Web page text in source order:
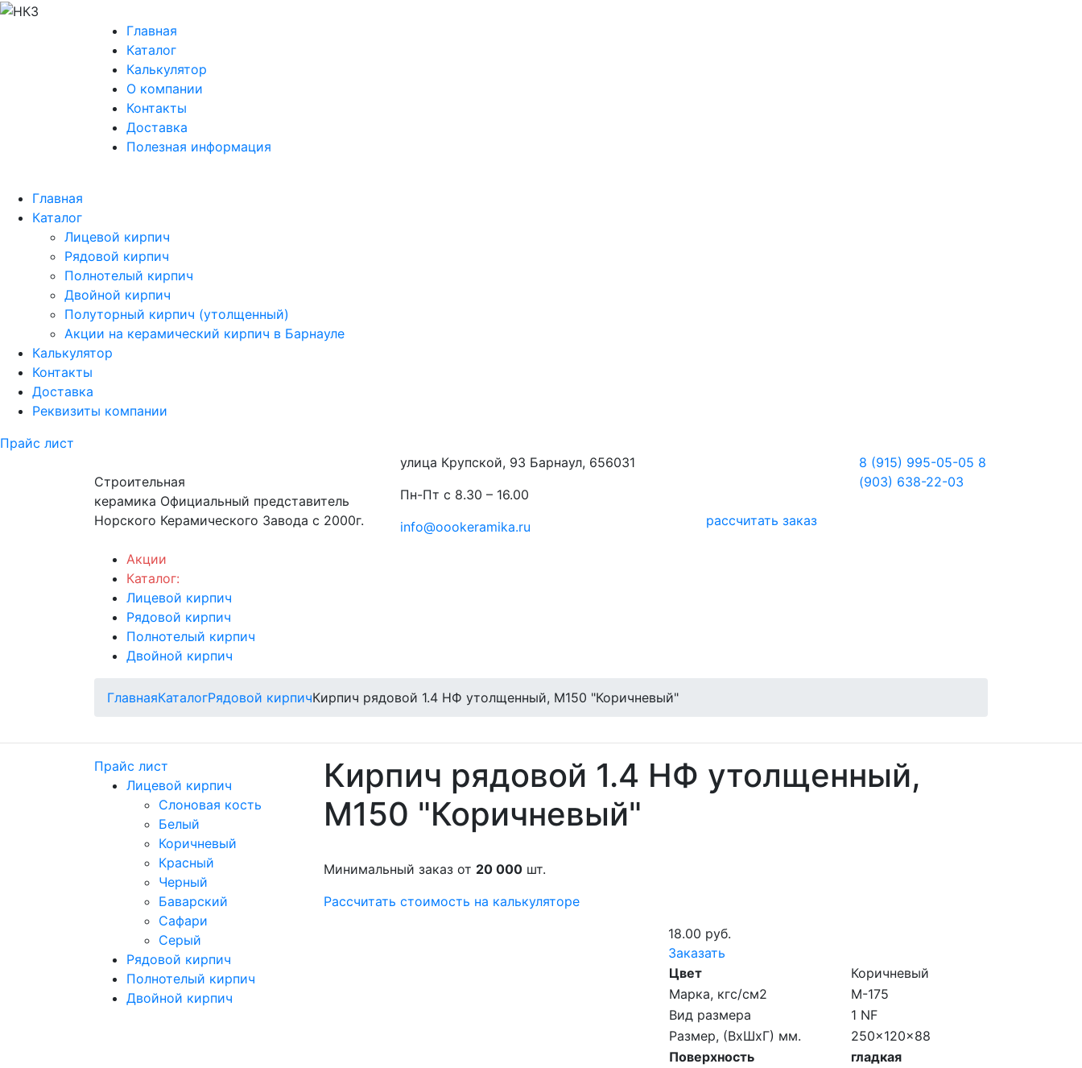
Главная
Каталог
Калькулятор
О компании
Контакты
Доставка
Полезная информация
Главная
Каталог
Лицевой кирпич
Рядовой кирпич
Полнотелый кирпич
Двойной кирпич
Полуторный кирпич (утолщенный)
Акции на керамический кирпич в Барнауле
Калькулятор
Контакты
Доставка
Реквизиты компании
Прайс лист
Строительная
керамика Официальный представитель
Норского Керамического Завода с 2000г.
улица Крупской, 93 Барнаул, 656031
Пн-Пт с 8.30 – 16.00
info@oookeramika.ru
рассчитать заказ
8 (915) 995-05-05 8
(903) 638-22-03
Акции
Каталог:
Лицевой кирпич
Рядовой кирпич
Полнотелый кирпич
Двойной кирпич
ГлавнаяКаталогРядовой кирпичКирпич рядовой 1.4 НФ утолщенный, М150 "Коричневый"
Прайс лист
Лицевой кирпич
Слоновая кость
Белый
Коричневый
Красный
Черный
Баварский
Сафари
Серый
Рядовой кирпич
Полнотелый кирпич
Двойной кирпич
Кирпич рядовой 1.4 НФ утолщенный,
М150 "Коричневый"
Минимальный заказ от 20 000 шт.
Рассчитать стоимость на калькуляторе
18.00 руб.
Заказать
Цвет
Коричневый
Марка, кгс/см2
M-175
Вид размера
1 NF
Размер, (ВхШхГ) мм.
250x120x88
Поверхность
гладкая